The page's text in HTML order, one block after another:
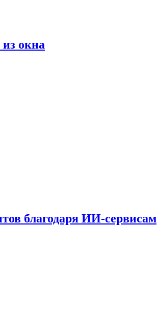
окна
благодаря ИИ-сервисам